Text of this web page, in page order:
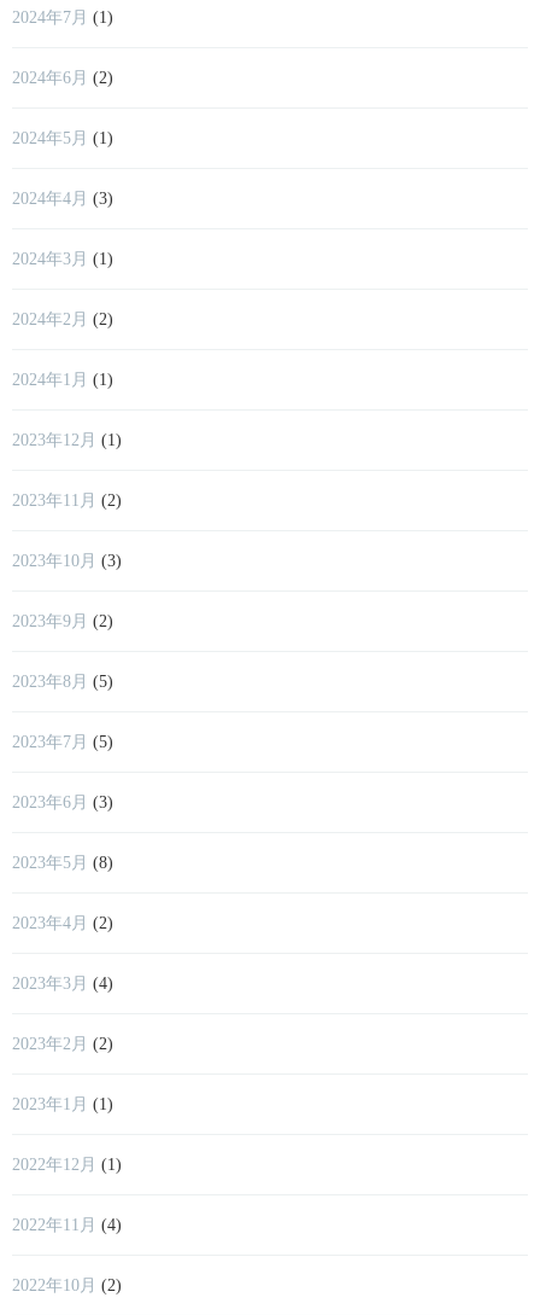
2024年7月 (1)
2024年6月 (2)
2024年5月 (1)
2024年4月 (3)
2024年3月 (1)
2024年2月 (2)
2024年1月 (1)
2023年12月 (1)
2023年11月 (2)
2023年10月 (3)
2023年9月 (2)
2023年8月 (5)
2023年7月 (5)
2023年6月 (3)
2023年5月 (8)
2023年4月 (2)
2023年3月 (4)
2023年2月 (2)
2023年1月 (1)
2022年12月 (1)
2022年11月 (4)
2022年10月 (2)